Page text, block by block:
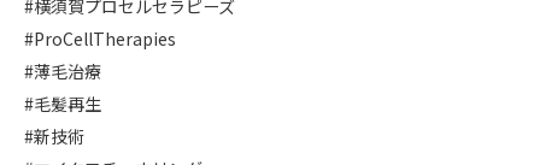
#横須賀プロセルセラピーズ
#ProCellTherapies
#薄毛治療
#毛髪再生
#新技術